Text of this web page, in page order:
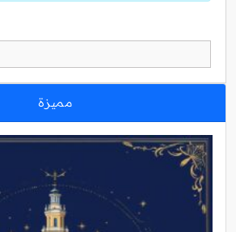
مميزة